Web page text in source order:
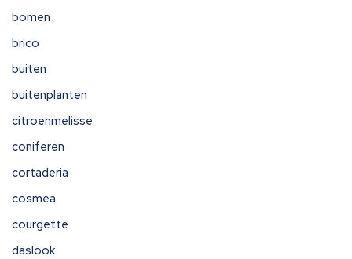
bomen
brico
buiten
buitenplanten
citroenmelisse
coniferen
cortaderia
cosmea
courgette
daslook